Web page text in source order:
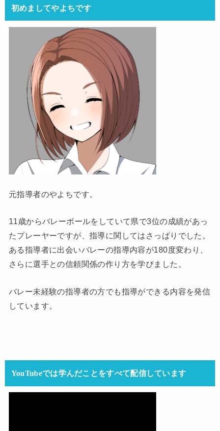
初めましてやよちです
元指導者のやよちです。
11歳からバレーボールをしていて県で3位の成績があっ
たプレーヤーですが、指導に関してはさっぱりでした。
ある指導者に出会いバレーの指導内容が180度変わり、
さらに選手との信頼関係の作り方を学びました。
バレー未経験の指導者の方でも指導ができる内容を発信
しています。
YouTubeでは学んだことをすべて配信しています